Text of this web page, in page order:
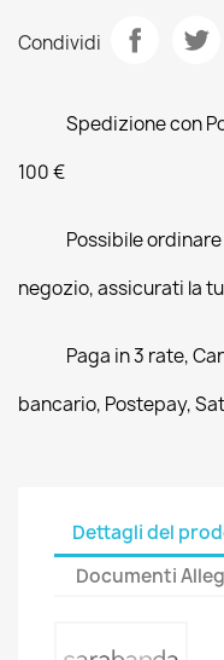
Condividi
Spedizione con
100 €
Possibile
negozio, assicurati la
Paga in 3 rate,
bancario, Postepay,
Dettagli del
Documenti